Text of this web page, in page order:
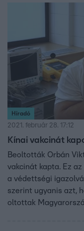
megbetegedéstől
Híradó
2021. február 28. 17:12
Kínai vakcinát
Beoltották Orbán
vakcinát kapta. Ez
a védettségi
szerint ugyanis azt,
oltottak